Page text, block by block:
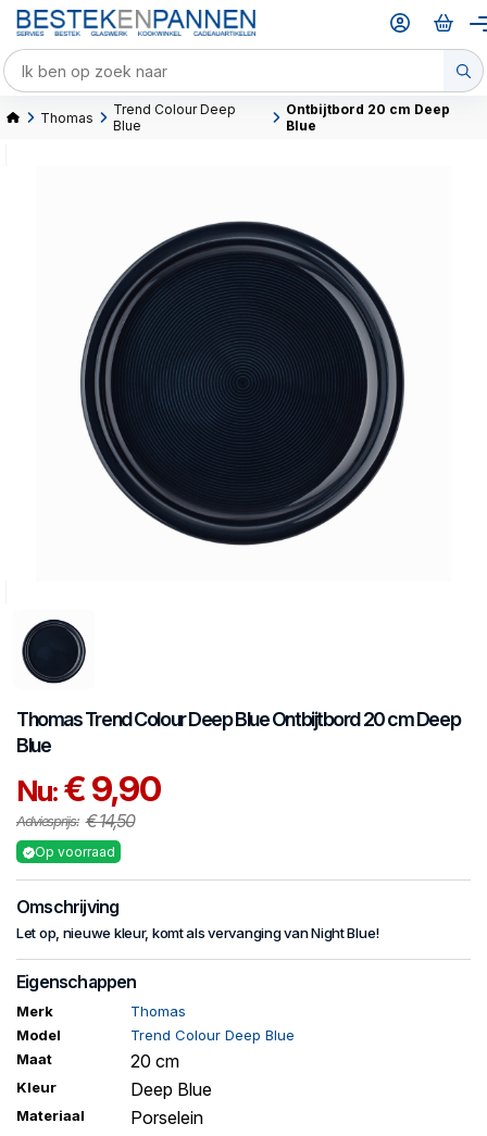
Thomas
Trend Colour Deep
Blue
Ontbijtbord 20 cm Deep
Blue
ThomasTrend Colour Deep BlueOntbijtbord 20 cm Deep
Blue
Nu:€ 9,90
Adviesprijs: € 14,50
Op voorraad
Omschrijving
Let op, nieuwe kleur, komt als vervanging van Night Blue!
Eigenschappen
Merk
Thomas
Model
Trend Colour Deep Blue
Maat
20 cm
Kleur Deep Blue
Materiaal Porselein